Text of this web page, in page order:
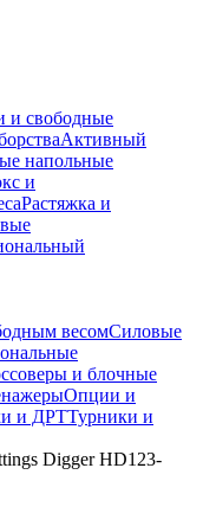
и свободные
Активный
напольные
и
Растяжка и
весомСиловые
и блочные
Опции и
и ДРТТурники и
Digger HD123-